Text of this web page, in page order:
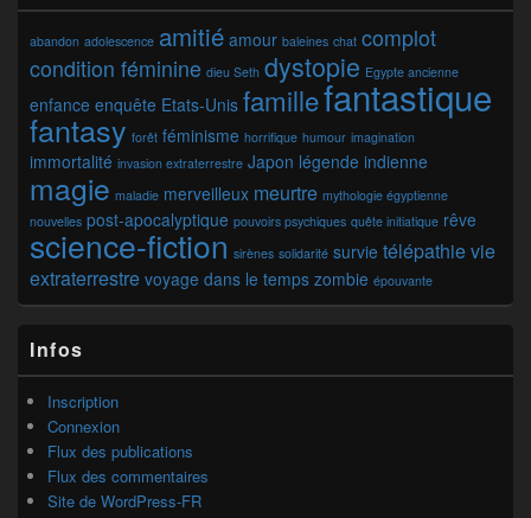
abandon adolescence amitié amour baleines chat complot
condition féminine dieu Seth dystopie Egypte ancienne
enfance enquête Etats-Unis famillefantastique
fantasy forêt féminisme horrifique humour imagination
immortalité invasion extraterrestre Japon légende indienne
magie maladie merveilleux meurtre mythologie égyptienne
nouvelles post-apocalyptique pouvoirs psychiques quête initiatique rêve
science-fiction sirènes solidarité survie télépathievie
extraterrestre voyage dans le temps zombie épouvante
Infos
Inscription
Connexion
Flux des publications
Flux des commentaires
Site de WordPress-FR